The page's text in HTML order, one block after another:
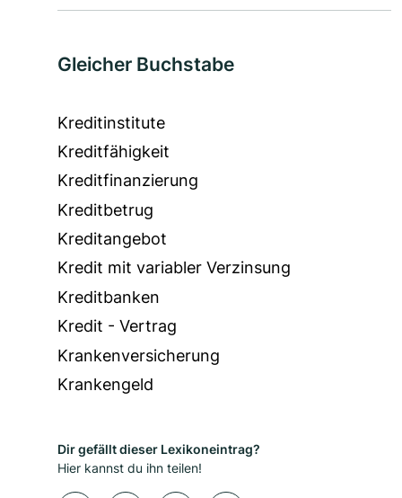
Gleicher Buchstabe
Kreditinstitute
Kreditfähigkeit
Kreditfinanzierung
Kreditbetrug
Kreditangebot
Kredit mit variabler Verzinsung
Kreditbanken
Kredit - Vertrag
Krankenversicherung
Krankengeld
Dir gefällt dieser Lexikoneintrag?
Hier kannst du ihn teilen!